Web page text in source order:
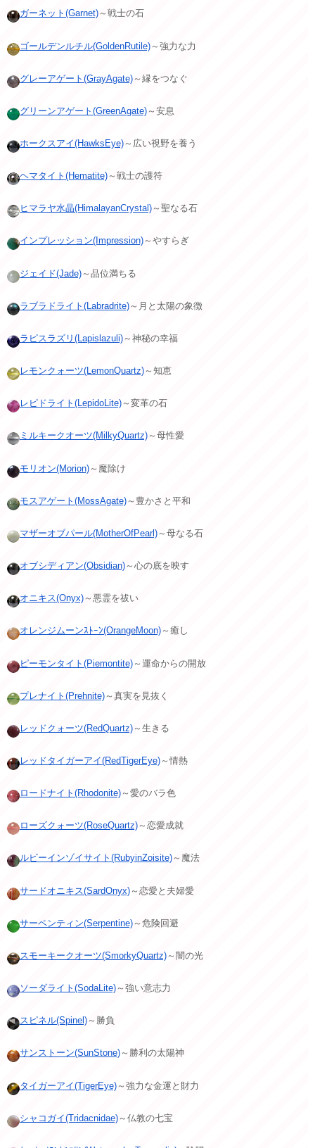
ガーネット(Garnet)～戦士の石
ゴールデンルチル(GoldenRutile)～強力な力
グレーアゲート(GrayAgate)～縁をつなぐ
グリーンアゲート(GreenAgate)～安息
ホークスアイ(HawksEye)～広い視野を養う
ヘマタイト(Hematite)～戦士の護符
ヒマラヤ水晶(HimalayanCrystal)～聖なる石
インプレッション(Impression)～やすらぎ
ジェイド(Jade)～品位満ちる
ラブラドライト(Labradrite)～月と太陽の象徴
ラピスラズリ(Lapislazuli)～神秘の幸福
レモンクォーツ(LemonQuartz)～知恵
レピドライト(LepidoLite)～変革の石
ミルキークオーツ(MilkyQuartz)～母性愛
モリオン(Morion)～魔除け
モスアゲート(MossAgate)～豊かさと平和
マザーオブパール(MotherOfPearl)～母なる石
オブシディアン(Obsidian)～心の底を映す
オニキス(Onyx)～悪霊を祓い
オレンジムーンｽﾄｰﾝ(OrangeMoon)～癒し
ピーモンタイト(Piemontite)～運命からの開放
プレナイト(Prehnite)～真実を見抜く
レッドクォーツ(RedQuartz)～生きる
レッドタイガーアイ(RedTigerEye)～情熱
ロードナイト(Rhodonite)～愛のバラ色
ローズクォーツ(RoseQuartz)～恋愛成就
ルビーインゾイサイト(RubyinZoisite)～魔法
サードオニキス(SardOnyx)～恋愛と夫婦愛
サーペンティン(Serpentine)～危険回避
スモーキークオーツ(SmorkyQuartz)～闇の光
ソーダライト(SodaLite)～強い意志力
スピネル(Spinel)～勝負
サンストーン(SunStone)～勝利の太陽神
タイガーアイ(TigerEye)～強力な金運と財力
シャコガイ(Tridacnidae)～仏教の七宝